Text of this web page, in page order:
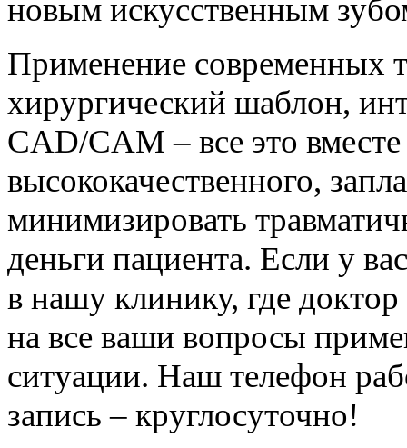
новым искусственным
Применение современных
хирургический шаблон,
CAD/CAM – все это
высококачественного,
минимизировать
деньги пациента. Если у
в нашу клинику, где
на все ваши вопросы
ситуации. Наш телефон
запись – круглосуточно!